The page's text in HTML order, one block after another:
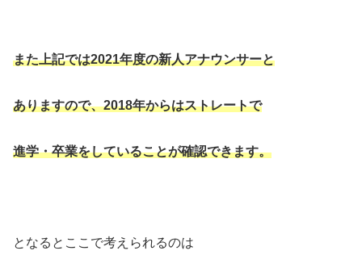
また上記では2021年度の新人アナウンサーと
ありますので、2018年からはストレートで
進学・卒業をしていることが確認できます。
となるとここで考えられるのは